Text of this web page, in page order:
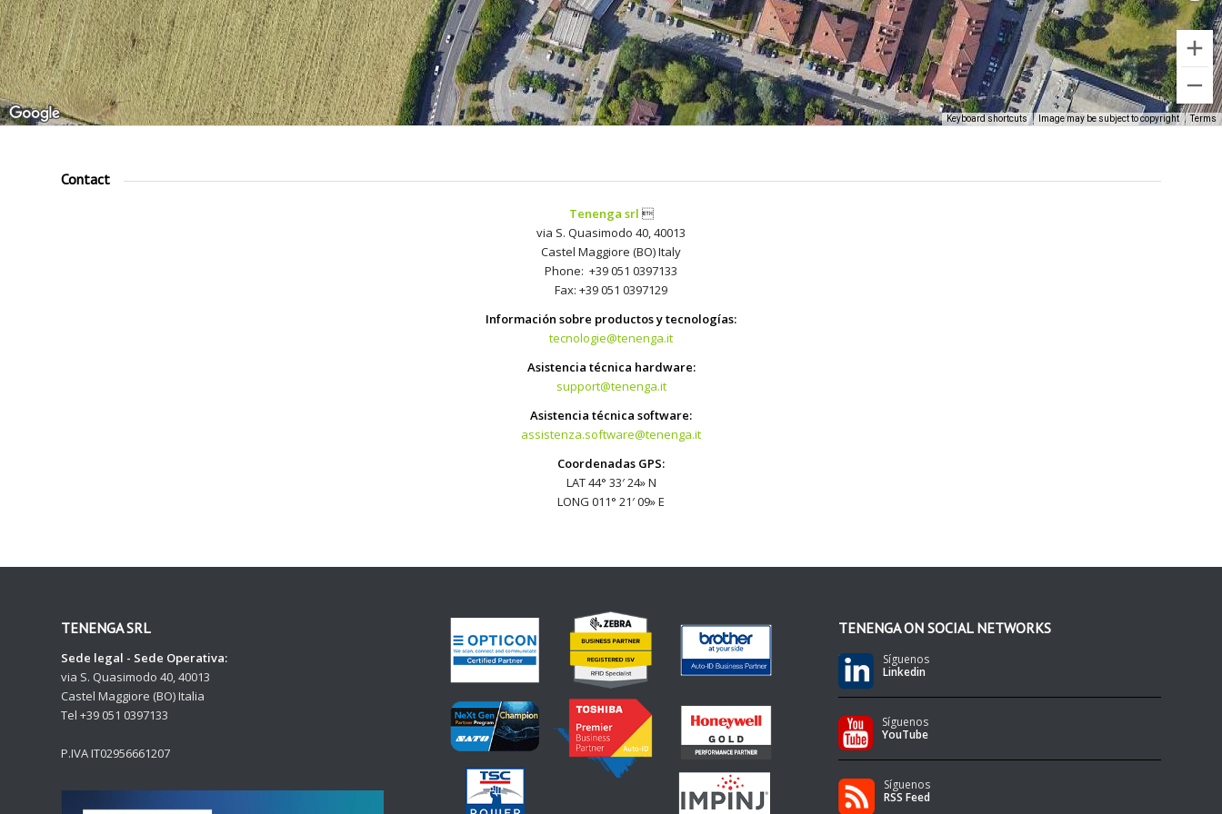
Keyboard shortcuts Image may be subject to copyright Terms
Contact
Tenenga srl 
via S. Quasimodo 40, 40013
Castel Maggiore (BO) Italy
Phone: +39 051 0397133
Fax: +39 051 0397129
Información sobre productos y tecnologías:
tecnologie@tenenga.it
Asistencia técnica hardware:
support@tenenga.it
Asistencia técnica software:
assistenza.software@tenenga.it
Coordenadas GPS:
LAT 44° 33′ 24» N
LONG 011° 21′ 09» E
TENENGA SRL
Sede legal - Sede Operativa:
via S. Quasimodo 40, 40013
Castel Maggiore (BO) Italia
Tel +39 051 0397133
P.IVA IT02956661207
TENENGA ON SOCIAL NETWORKS
Síguenos
Linkedin
Síguenos
YouTube
Síguenos
RSS Feed